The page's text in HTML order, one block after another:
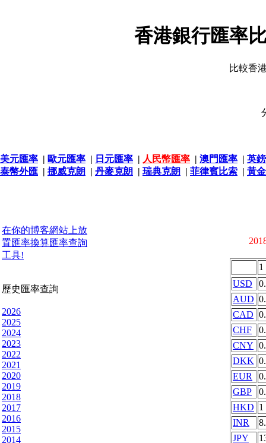
香港銀行匯率
比較香
美元匯率 | 歐元匯率 | 日元匯率 | 人民幣匯率 | 澳門匯率 | 英
泰幣外匯 | 挪威克朗 | 丹麥克朗 | 瑞典克朗 | 菲律賓比索 | 黃
在你的博客網站上放
置匯率換算匯率查詢
工具!
歷史匯率查詢
2026
2025
2024
2023
2022
2021
2020
2019
2018
2017
2016
2015
2014
1
USD
AUD
CAD
CHF
CNY
DKK
EUR
GBP
HKD 1
INR
JPY